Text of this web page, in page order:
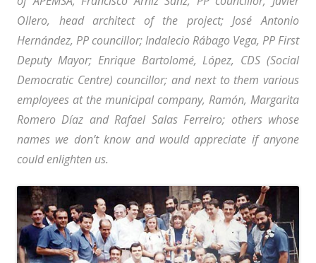
Ollero, head architect of the project; José Antonio
Hernández, PP councillor; Indalecio Rábago Vega, PP First
Deputy Mayor; Enrique Bartolomé, López, CDS (Social
Democratic Centre) councillor; and next to them various
employees at the municipal company, Ramón, Margarita
Romero Díaz and Rafael Salas Ferreiro; others whose
names we don’t know and would appreciate if anyone
could enlighten us.